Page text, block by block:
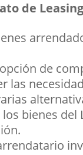
de
de
las
bienes